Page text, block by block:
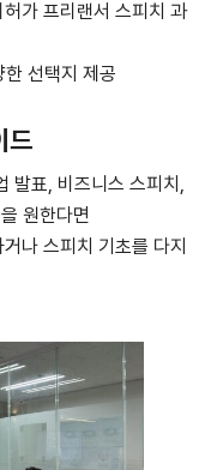
가 프리랜서 스피치 과
선택지 제공
드
발표, 비즈니스 스피치,
원한다면
나 스피치 기초를 다지